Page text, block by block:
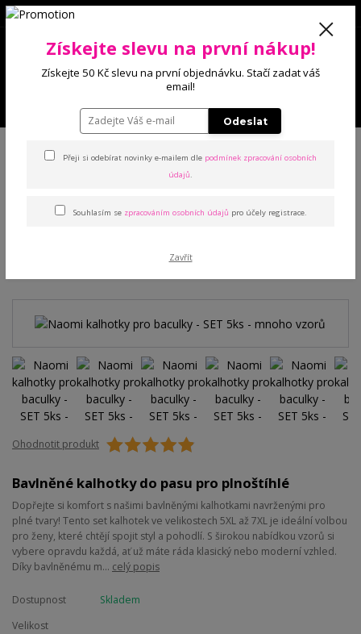
0 Kč
mnoho vzorů
Naomi kalhotky pro baculky -
Ohodnotit produkt
Bavlněné kalhotky do pasu pro plnoštíhlé
Dopřejte si komfort s našimi bavlněnými kalhotkami navrženými pro
plné tvary! Tento set kalhotek ve velikostech 5XL až 7XL je ideální volbou
pro ženy, které chtějí spojit styl a pohodlí. S širokou nabídkou vzorů si
vybere opravdu každá, ať už máte ráda klasický nebo moderní vzhled.
Díky bavlněnému m... celý popis
Dostupnost
Skladem
Velikost
Získejte slevu na první nákup!
Získejte 50 Kč slevu na první objednávku. Stačí zadat váš
email!
Odeslat
Přeji si odebírat novinky e-mailem dle podmínek zpracování osobních
údajů.
Souhlasím se zpracováním osobních údajů pro účely registrace.
Zavřít